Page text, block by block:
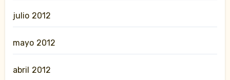
julio 2012
mayo 2012
abril 2012